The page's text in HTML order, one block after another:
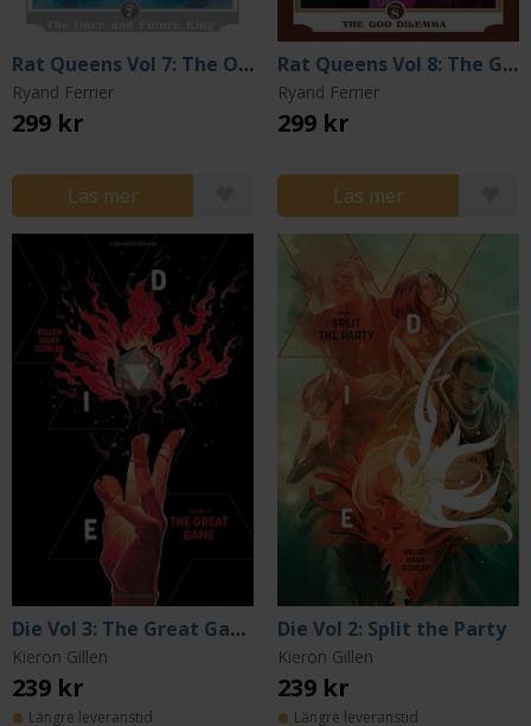
Rat Queens Vol 7: The Once and Future King
Ryand Ferrier
299 kr
Läs mer
Rat Queens Vol 8: The God Dilemma
Ryand Ferrier
299 kr
Läs mer
Die Vol 3: The Great Game
Kieron Gillen
239 kr
Längre leveranstid
Die Vol 2: Split the Party
Kieron Gillen
239 kr
Längre leveranstid